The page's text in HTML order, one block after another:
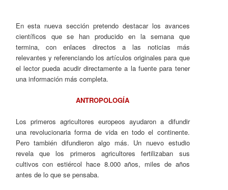
En esta nueva sección pretendo destacar los avances
científicos que se han producido en la semana que
termina, con enlaces directos a las noticias más
relevantes y referenciando los artículos originales para que
el lector pueda acudir directamente a la fuente para tener
una información más completa.
ANTROPOLOGÍA
Los primeros agricultores europeos ayudaron a difundir
una revolucionaria forma de vida en todo el continente.
Pero también difundieron algo más. Un nuevo estudio
revela que los primeros agricultores fertilizaban sus
cultivos con estiércol hace 8.000 años, miles de años
antes de lo que se pensaba.